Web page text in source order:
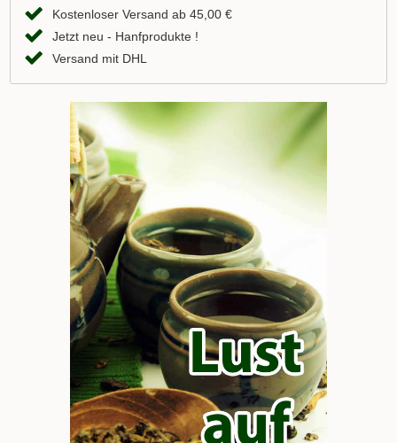
Kostenloser Versand ab 45,00 €
Jetzt neu - Hanfprodukte !
Versand mit DHL